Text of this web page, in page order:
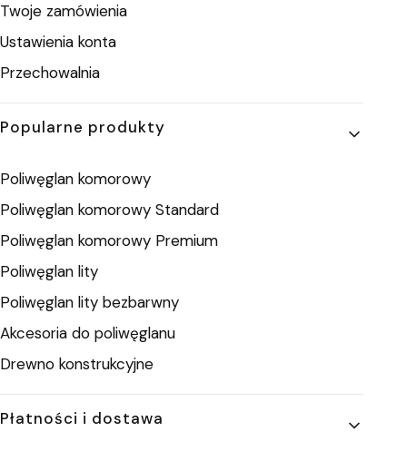
Twoje zamówienia
Ustawienia konta
Przechowalnia
Popularne produkty
Poliwęglan komorowy
Poliwęglan komorowy Standard
Poliwęglan komorowy Premium
Poliwęglan lity
Poliwęglan lity bezbarwny
Akcesoria do poliwęglanu
Drewno konstrukcyjne
Płatności i dostawa